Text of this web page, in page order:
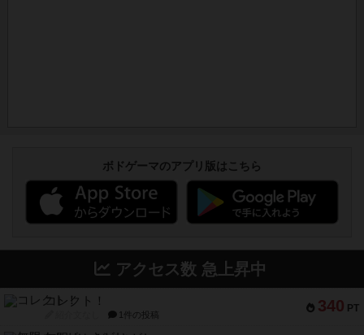
ボドゲーマのアプリ版はこちら
アクセス数 急上昇中
340 PT
コレクト！
1件の投稿